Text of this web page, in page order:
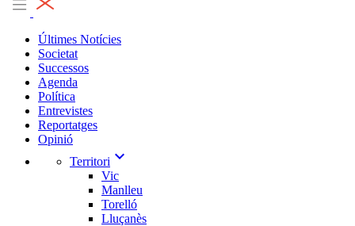
Últimes Notícies
Societat
Successos
Agenda
Política
Entrevistes
Reportatges
Opinió
Territori expand_more
Vic
Manlleu
Torelló
Lluçanès